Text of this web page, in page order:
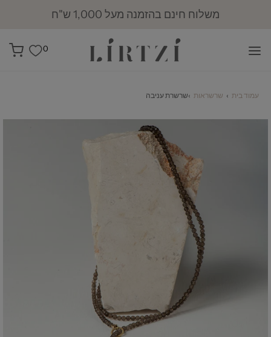
מועדון לירצי: 10% הנחה להזמנה הראשונה
0
עמוד בית › שרשראות ›שרשרת עניבה